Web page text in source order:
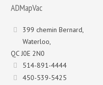
ADMapVac
399 chemin Bernard,
Waterloo,
QC J0E 2N0
514-891-4444
450-539-5425